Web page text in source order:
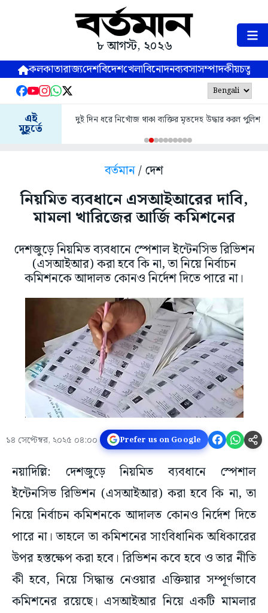
৮ আগস্ট, ২০২৬
কলকাতারাজ্যদেশবিদেশখেলাবিনোদনব্যবসাসম্পাদকীয়
এই
মুহূর্তে
দুই দিন ধরে নিখোঁজ থাকা ব্যক্তির মৃতদেহ উদ্ধার করল পুলিশ
বর্তমান/ দেশ
নিয়মিত ব্যবধানে এসআইআরের দাবি,
মামলা খারিজের আর্জি কমিশনের
দেশজুড়ে নিয়মিত ব্যবধানে স্পেশাল ইন্টেনসিভ রিভিশন
(এসআইআর) করা হবে কি না, তা নিয়ে নির্বাচন
কমিশনকে আদালত কোনও নির্দেশ দিতে পারে না।
১৪ সেপ্টেম্বর, ২০২৫ ০৪:০০ Prefer us on Google
নয়াদিল্লি: দেশজুড়ে নিয়মিত ব্যবধানে স্পেশাল
ইন্টেনসিভ রিভিশন (এসআইআর) করা হবে কি না, তা
নিয়ে নির্বাচন কমিশনকে আদালত কোনও নির্দেশ দিতে
পারে না। তাহলে তা কমিশনের সাংবিধানিক অধিকারের
উপর হস্তক্ষেপ করা হবে। রিভিশন কবে হবে ও তার নীতি
কী হবে, নিয়ে সিদ্ধান্ত নেওয়ার এক্তিয়ার সম্পূর্ণভাবে
কমিশনের রয়েছে। এসআইআর নিয়ে একটি মামলার